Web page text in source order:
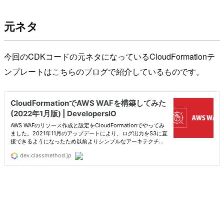
元ネタ
今回のCDKコードの元ネタになっているCloudFormationテ
ンプレートはこちらのブログで紹介しているものです。